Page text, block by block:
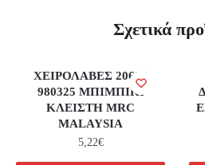
Σχετικά
ΧΕΙΡΟΛΑΒΕΣ 20625
980325 ΜΠΙΜΠΙΚΙ
ΚΛΕΙΣΤΗ MRC
MALAYSIA
5,22€